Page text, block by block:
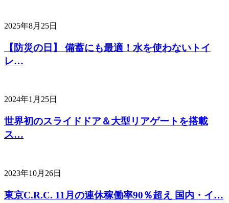
2025年8月25日
【防災の日】 備蓄にも最適！水を使わないトイ
レ…
2024年1月25日
世界初のスライドドア＆大型リアゲートを搭載
ス…
2023年10月26日
東京C.R.C. 11月の連休稼働率90％超え 国内・イ…